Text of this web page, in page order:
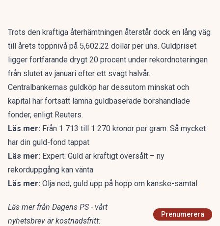
Trots den kraftiga återhämtningen återstår dock en lång väg
till årets toppnivå på 5,602.22 dollar per uns. Guldpriset
ligger fortfarande drygt 20 procent under rekordnoteringen
från slutet av januari efter ett svagt halvår.
Centralbankernas guldköp har dessutom minskat och
kapital har fortsatt lämna guldbaserade börshandlade
fonder, enligt Reuters.
Läs mer: Från 1 713 till 1 270 kronor per gram: Så mycket
har din guld-fond tappat
Läs mer: Expert: Guld är kraftigt översålt – ny
rekorduppgång kan vänta
Läs mer: Olja ned, guld upp på hopp om kanske-samtal
Läs mer från Dagens PS - vårt
nyhetsbrev är kostnadsfritt:
Prenumerera